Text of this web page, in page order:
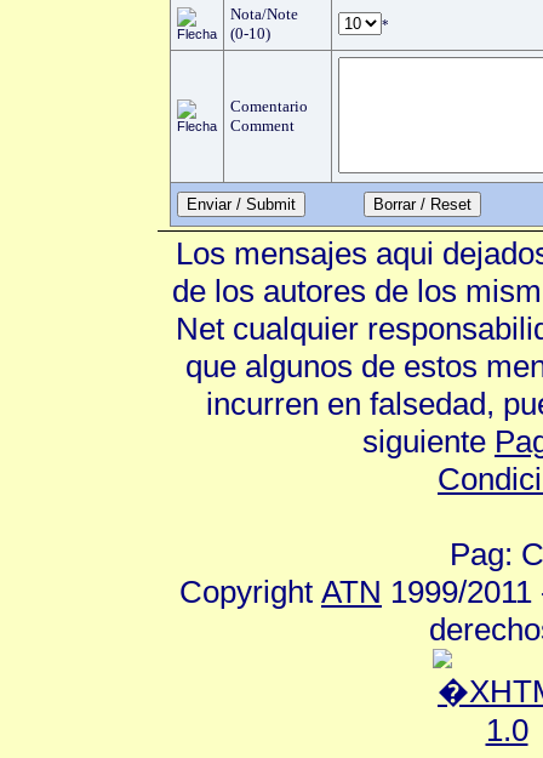
Nota/Note
(0-10)
*
Comentario
Comment
Enviar / Submit
Los mensajes aqui
de los autores de los
Net cualquier
que algunos de estos
incurren en falsedad,
siguiente
Pag:
Copyright ATN 1999/